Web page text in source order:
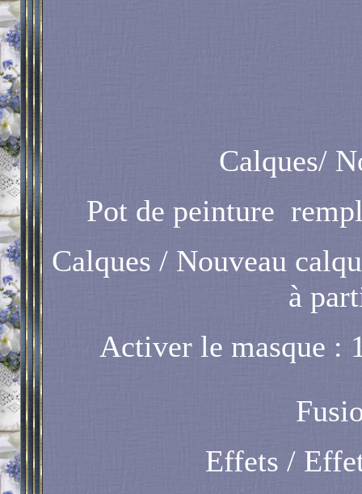
Calques/
Pot de peinture
Calques / Nouveau
à
Activer le masque :
Effets /